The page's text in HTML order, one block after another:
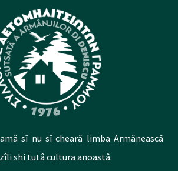
sî nu sî chearâ limba Armâneascâ
shi tutâ cultura anoastâ.